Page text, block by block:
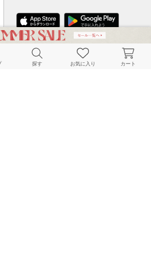
SERVICE
探す お気に入り カート